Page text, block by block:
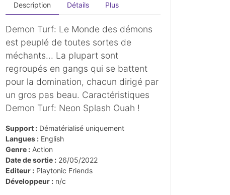
Description Détails Plus
Demon Turf: Le Monde des démons
est peuplé de toutes sortes de
méchants... La plupart sont
regroupés en gangs qui se battent
pour la domination, chacun dirigé par
un gros pas beau. Caractéristiques
Demon Turf: Neon Splash Ouah !
Support : Dématérialisé uniquement
Langues : English
Genre : Action
Date de sortie : 26/05/2022
Editeur : Playtonic Friends
Développeur : n/c